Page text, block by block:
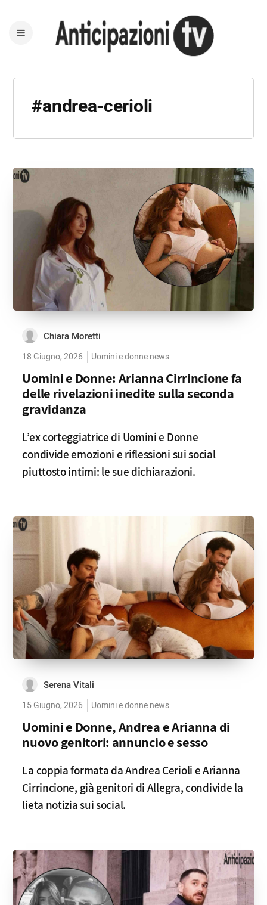
#andrea-cerioli
Chiara Moretti
18 Giugno, 2026 Uomini e donne news
Uomini e Donne: Arianna Cirrincione fa
delle rivelazioni inedite sulla seconda
gravidanza
L’ex corteggiatrice di Uomini e Donne
condivide emozioni e riflessioni sui social
piuttosto intimi: le sue dichiarazioni.
Serena Vitali
15 Giugno, 2026 Uomini e donne news
Uomini e Donne, Andrea e Arianna di
nuovo genitori: annuncio e sesso
La coppia formata da Andrea Cerioli e Arianna
Cirrincione, già genitori di Allegra, condivide la
lieta notizia sui social.